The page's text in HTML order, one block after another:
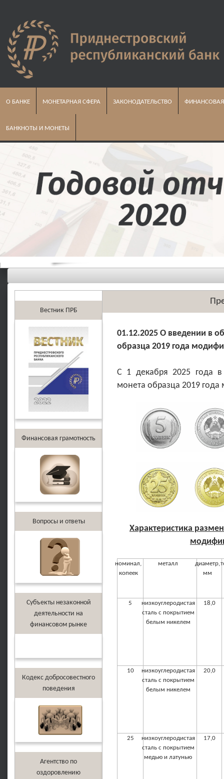
О БАНКЕ МОНЕТАРНАЯ СФЕРА ЗАКОНОДАТЕЛЬСТВО
БАНКНОТЫ И МОНЕТЫ
Вестник ПРБ
Финансовая грамотность
Вопросы и ответы
Субъекты незаконной
деятельности на
финансовом рынке
Кодекс добросовестного
поведения
Агентство по
оздоровлению
01.12.2025 О введении в
образца 2019 года
С 1 декабря 2025 года
монета образца 2019
Характеристика
номинал,
копеек
металл
диаметр,
мм
5
низкоуглеродистая
сталь с покрытием
белым никелем
18,0
10
низкоуглеродистая
сталь с покрытием
белым никелем
20,0
25
низкоуглеродистая
сталь с покрытием
медью и латунью
17,0